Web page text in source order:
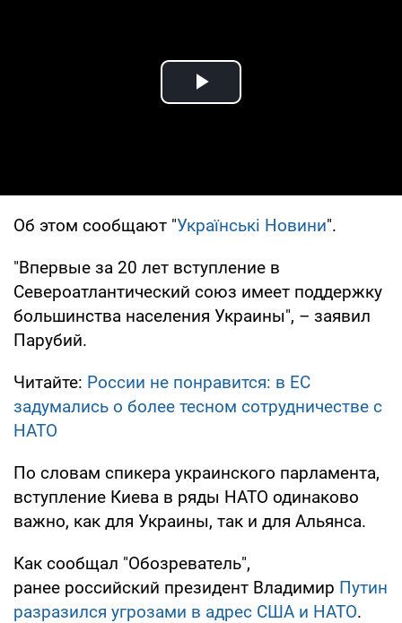
Play Video
Об этом сообщают "Українські Новини".
"Впервые за 20 лет вступление в
Североатлантический союз имеет поддержку
большинства населения Украины", – заявил
Парубий.
Читайте: России не понравится: в ЕС
задумались о более тесном сотрудничестве с
НАТО
По словам спикера украинского парламента,
вступление Киева в ряды НАТО одинаково
важно, как для Украины, так и для Альянса.
Как сообщал "Обозреватель",
ранее российский президент Владимир Путин
разразился угрозами в адрес США и НАТО.